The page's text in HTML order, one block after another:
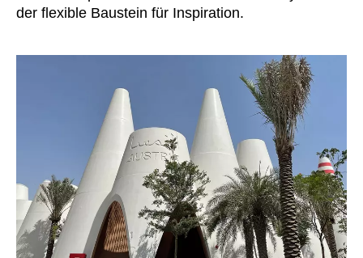
Philippinen(PH)
Portugal(PT)
Rest der Welt ()
Rumänien(RO)
Russland(RU)
Saudi-Arabien (SA)
Schweden(SE)
Schweiz (CH)
Senegal (SN)
der flexible Baustein für Inspiration.